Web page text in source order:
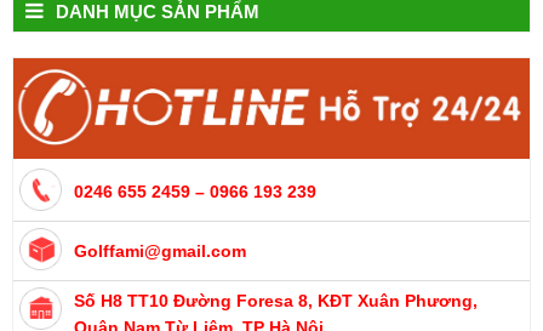
DANH MỤC SẢN PHẨM
0246 655 2459 – 0966 193 239
Golffami@gmail.com
Số H8 TT10 Đường Foresa 8, KĐT Xuân Phương,
Quận Nam Từ Liêm, TP Hà Nội